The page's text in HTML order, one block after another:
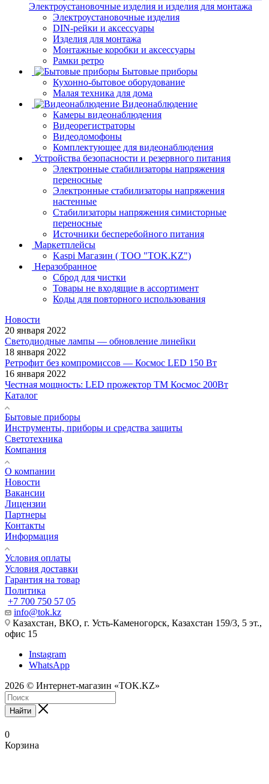
Электроустановочные изделия и изделия для монтажа
Электроустановочные изделия
DIN-рейки и аксессуары
Изделия для монтажа
Монтажные коробки и аксессуары
Рамки ретро
Бытовые приборы
Кухонно-бытовое оборудование
Малая техника для дома
Видеонаблюдение
Камеры видеонаблюдения
Видеорегистраторы
Видеодомофоны
Комплектующее для видеонаблюдения
Устройства безопасности и резервного питания
Электронные стабилизаторы напряжения
переносные
Электронные стабилизаторы напряжения
настенные
Стабилизаторы напряжения симисторные
переносные
Источники бесперебойного питания
Маркетплейсы
Kaspi Магазин ( ТОО "TOK.KZ")
Неразобранное
Сброд для чистки
Товары не входящие в ассортимент
Коды для повторного использования
Новости
20 января 2022
Светодиодные лампы — обновление линейки
18 января 2022
Ретрофит без компромиссов — Космос LED 150 Вт
16 января 2022
Честная мощность: LED прожектор ТМ Космос 200Вт
Каталог
Бытовые приборы
Инструменты, приборы и средства защиты
Светотехника
Компания
О компании
Новости
Вакансии
Лицензии
Партнеры
Контакты
Информация
Условия оплаты
Условия доставки
Гарантия на товар
Политика
+7 700 750 57 05
info@tok.kz
Казахстан, ВКО, г. Усть-Каменогорск, Казахстан 159/3, 5 эт.,
офис 15
Instagram
WhatsApp
2026 © Интернет-магазин «TOK.KZ»
Найти
0
Корзина